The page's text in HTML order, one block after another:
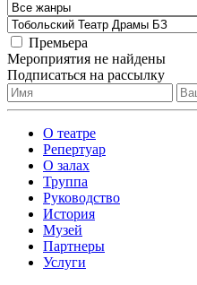
Премьера
Мероприятия не найдены
Подписаться на рассылку
О театре
Репертуар
О залах
Труппа
Руководство
История
Музей
Партнеры
Услуги